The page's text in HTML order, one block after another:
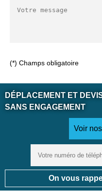
(*) Champs obligatoire
DÉPLACEMENT ET
SANS ENGAGEMENT
Voir
On vous